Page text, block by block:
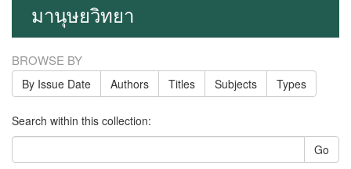
มานุษยวิทยา
BROWSE BY
By Issue Date Authors Titles Subjects Types
Search within this collection:
Go